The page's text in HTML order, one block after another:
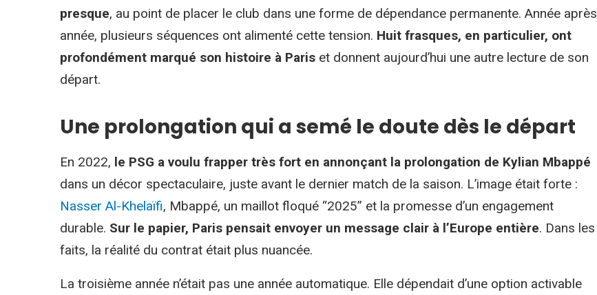
presque, au point de placer le club dans une forme de dépendance permanente. Année après
année, plusieurs séquences ont alimenté cette tension. Huit frasques, en particulier, ont
profondément marqué son histoire à Paris et donnent aujourd’hui une autre lecture de son
départ.
Une prolongation qui a semé le doute dès le départ
En 2022, le PSG a voulu frapper très fort en annonçant la prolongation de Kylian Mbappé
dans un décor spectaculaire, juste avant le dernier match de la saison. L’image était forte :
Nasser Al-Khelaïfi, Mbappé, un maillot floqué “2025” et la promesse d’un engagement
durable. Sur le papier, Paris pensait envoyer un message clair à l’Europe entière. Dans les
faits, la réalité du contrat était plus nuancée.
La troisième année n’était pas une année automatique. Elle dépendait d’une option activable